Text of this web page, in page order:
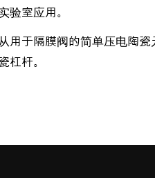
验室应用。
于隔膜阀的简单压电陶
杠杆。